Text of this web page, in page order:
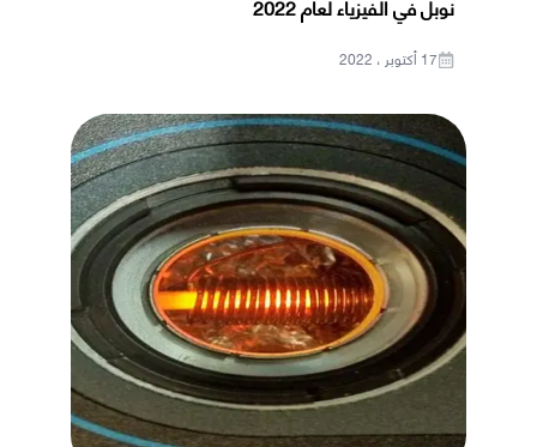
17 أكتوبر ، 2022